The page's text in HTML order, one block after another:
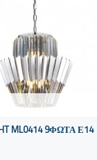
ML0414 9ΦΩΤΑ Ε14